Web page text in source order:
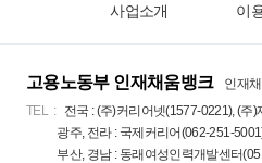
사업소개 이
고용노동부 인재채움뱅크
인재
TEL
전국 : (주)커리어넷(1577-0221), (
광주, 전라 : 국제커리어(062-251-
부산, 경남 : 동래여성인력개발센터